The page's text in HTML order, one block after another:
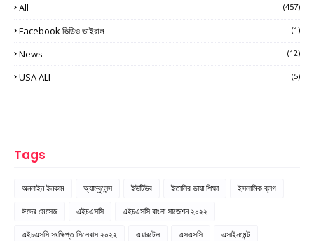
All (457)
Facebook ভিডিও ভাইরাল (1)
News (12)
USA ALl (5)
Tags
অনলাইন ইনকাম অ্যাম্বুলেন্স ইউটিউব ইতালির ভাষা শিক্ষা
ইসলামিক ব্লগ
ঈদের মেসেজ
এইচএসসি
এইচএসসি বাংলা সাজেশন ২০২২
এইচএসসি সংক্ষিপ্ত সিলেবাস ২০২২
এয়ারটেল এসএসসি
এসাইনমেন্ট